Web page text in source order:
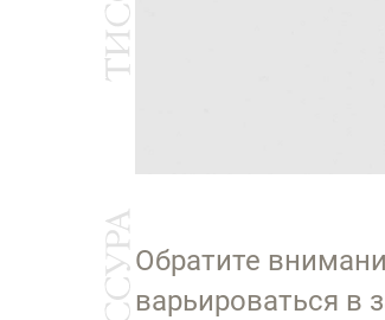
Обратите
варьироваться в